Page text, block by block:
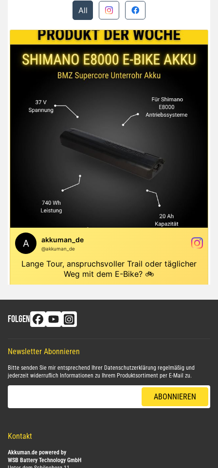
FOLGEN
Newsletter Abonnieren
Bitte senden Sie mir entsprechend Ihrer Datenschutzerklärung regelmäßig und
jederzeit widerruflich Informationen zu Ihrem Produktsortiment per E-Mail zu.
ABONNIEREN
Kontakt
Akkuman.de powered by
WSB Battery Technology GmbH